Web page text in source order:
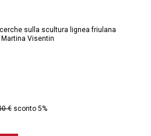
sulla scultura lignea friulana
Visentin
€ sconto 5%